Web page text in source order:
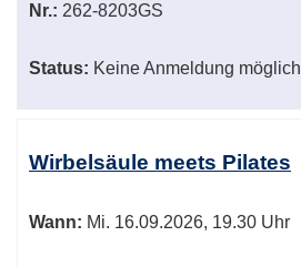
Nr.: 262-8203GS
Status: Keine Anmeldung möglich
Wirbelsäule meets Pilates
Wann: Mi. 16.09.2026, 19.30 Uhr